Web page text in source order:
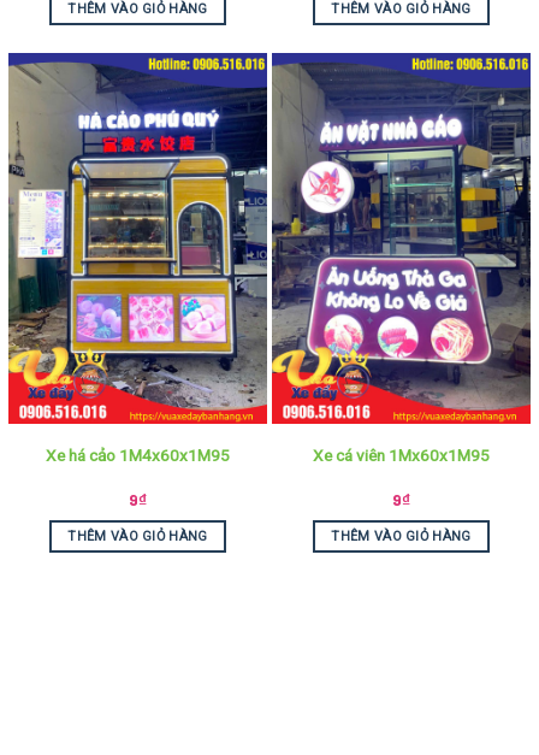
THÊM VÀO GIỎ HÀNG THÊM VÀO GIỎ HÀNG
Xe há cảo 1M4x60x1M95
9₫
THÊM VÀO GIỎ HÀNG
Xe cá viên 1Mx60x1M95
9₫
THÊM VÀO GIỎ HÀNG